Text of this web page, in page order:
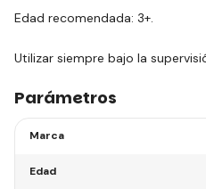
Edad recomendada: 3+.
Utilizar siempre bajo la
Parámetros
Marca
Edad